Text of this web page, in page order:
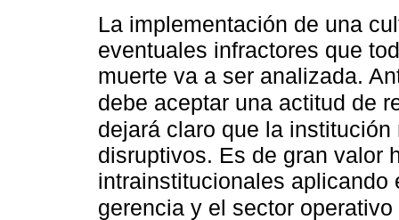
La implementación de una
eventuales infractores que
muerte va a ser analizada.
debe aceptar una actitud de
dejará claro que la
disruptivos. Es de gran valor
intrainstitucionales aplicando
gerencia y el sector